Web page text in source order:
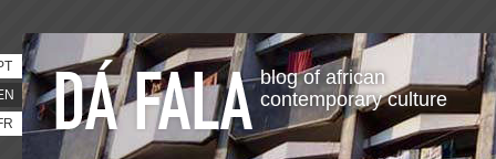
blog of african
contemporary culture